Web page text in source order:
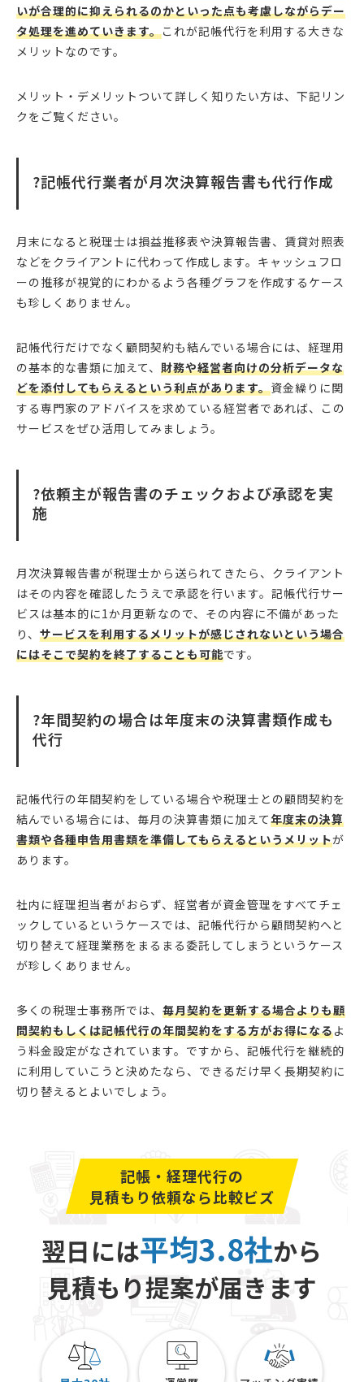
いが合理的に抑えられるのかといった点も考慮しながらデー
タ処理を進めていきます。これが記帳代行を利用する大きな
メリットなのです。
メリット・デメリットついて詳しく知りたい方は、下記リン
クをご覧ください。
?記帳代行業者が月次決算報告書も代行作成
月末になると税理士は損益推移表や決算報告書、賃貸対照表
などをクライアントに代わって作成します。キャッシュフロ
ーの推移が視覚的にわかるよう各種グラフを作成するケース
も珍しくありません。
記帳代行だけでなく顧問契約も結んでいる場合には、経理用
の基本的な書類に加えて、 財務や経営者向けの分析データな
どを添付してもらえるという利点があります。資金繰りに関
する専門家のアドバイスを求めている経営者であれば、この
サービスをぜひ活用してみましょう。
?依頼主が報告書のチェックおよび承認を実
施
月次決算報告書が税理士から送られてきたら、クライアント
はその内容を確認したうえで承認を行います。記帳代行サー
ビスは基本的に1か月更新なので、その内容に不備があった
り、 サービスを利用するメリットが感じされないという場合
にはそこで契約を終了することも可能です。
?年間契約の場合は年度末の決算書類作成も
代行
記帳代行の年間契約をしている場合や税理士との顧問契約を
結んでいる場合には、毎月の決算書類に加えて年度末の決算
書類や各種申告用書類を準備してもらえるというメリットが
あります。
社内に経理担当者がおらず、経営者が資金管理をすべてチェ
ックしているというケースでは、記帳代行から顧問契約へと
切り替えて経理業務をまるまる委託してしまうというケース
が珍しくありません。
多くの税理士事務所では、 毎月契約を更新する場合よりも顧
問契約もしくは記帳代行の年間契約をする方がお得になるよ
う料金設定がなされています。ですから、記帳代行を継続的
に利用していこうと決めたなら、できるだけ早く長期契約に
切り替えるとよいでしょう。
記帳・経理代行の
見積もり依頼なら比較ビズ
翌日には平均3.8社から
見積もり提案が届きます